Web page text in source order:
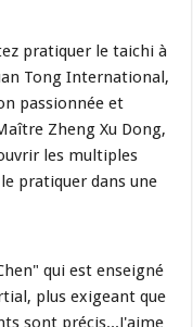
pratiquer le taichi à
Tong International,
passionnée et
Zheng Xu Dong,
les multiples
pratiquer dans une
qui est enseigné
plus exigeant que
sont précis...J'aime